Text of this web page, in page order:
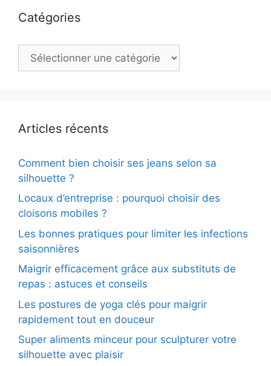
Catégories
Catégories
Articles récents
Comment bien choisir ses jeans selon sa
silhouette ?
Locaux d’entreprise : pourquoi choisir des
cloisons mobiles ?
Les bonnes pratiques pour limiter les infections
saisonnières
Maigrir efficacement grâce aux substituts de
repas : astuces et conseils
Les postures de yoga clés pour maigrir
rapidement tout en douceur
Super aliments minceur pour sculpturer votre
silhouette avec plaisir